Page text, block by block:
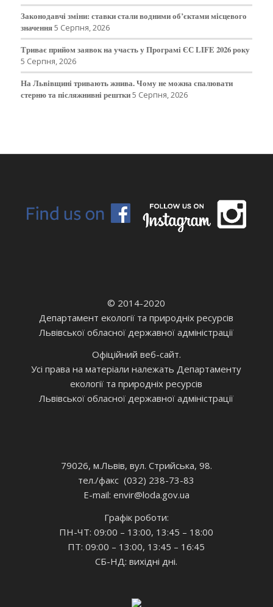
Законодавчі зміни: ставки стали водними об’єктами місцевого
значення5 Серпня, 2026
Триває прийом заявок на участь у Програмі ЄС LIFE 2026 року
5 Серпня, 2026
На Львівщині тривають жнива. Чому не можна спалювати
стерню та післяжнивні рештки5 Серпня, 2026
© 2014-2020
Департамент екології та природніх ресурсів
Львівської обласної державної адміністрації
Офіційний веб-сайт.
Усі права на матеріали належать Департаменту
екології та природніх ресурсів
Львівської обласної державної адміністрації
79026, м.Львів, вул. Стрийська, 98.
тел./факс (032) 238-73-83
E-mail: envir@loda.gov.ua
Графік роботи:
ПН-ЧТ: 09:00 – 13:00, 13:45 – 18:00
ПТ: 09:00 – 13:00, 13:45 – 16:45
СБ-НД: вихідні дні.